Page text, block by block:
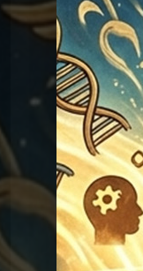
Les
Les
Les
Les